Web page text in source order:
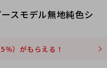
スモデル無地純色シ
％）がもらえる！